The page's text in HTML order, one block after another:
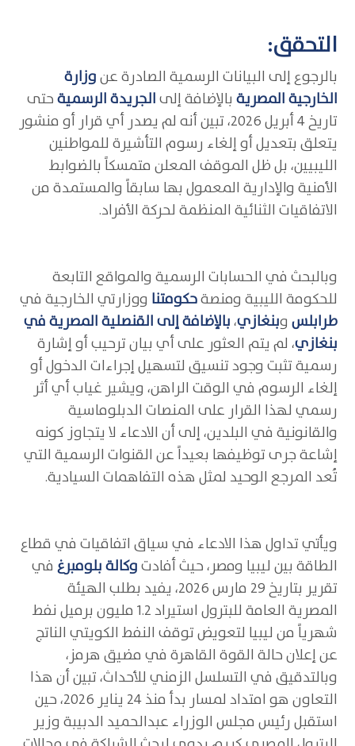
التحقق:
بالرجوع إلى البيانات الرسمية الصادرة عنوزارة
الخارجية المصرية بالإضافة إلىالجريدة الرسميةحتى
تاريخ 4 أبريل 2026، تبين أنه لم يصدر أي قرار أو منشور
يتعلق بتعديل أو إلغاء رسوم التأشيرة للمواطنين
الليبيين، بل ظل الموقف المعلن متمسكاً بالضوابط
الأمنية والإدارية المعمول بها سابقاً والمستمدة من
الاتفاقيات الثنائية المنظمة لحركة الأفراد.
وبالبحث في الحسابات الرسمية والمواقع التابعة
للحكومة الليبية ومنصةحكومتنا ووزارتي الخارجية في
طرابلس وبنغازي،بالإضافة إلى القنصلية المصرية في
بنغازي، لم يتم العثور على أي بيان ترحيب أو إشارة
رسمية تثبت وجود تنسيق لتسهيل إجراءات الدخول أو
إلغاء الرسوم في الوقت الراهن، ويشير غياب أي أثر
رسمي لهذا القرار على المنصات الدبلوماسية
والقانونية في البلدين، إلى أن الادعاء لا يتجاوز كونه
إشاعة جرى توظيفها بعيداً عن القنوات الرسمية التي
تُعد المرجع الوحيد لمثل هذه التفاهمات السيادية.
ويأتي تداول هذا الادعاء في سياق اتفاقيات في قطاع
الطاقة بين ليبيا ومصر، حيث أفادتوكالة بلومبرغ في
تقرير بتاريخ 29 مارس 2026، يفيد بطلب الهيئة
المصرية العامة للبترول استيراد 1.2 مليون برميل نفط
شهرياً من ليبيا لتعويض توقف النفط الكويتي الناتج
عن إعلان حالة القوة القاهرة في مضيق هرمز،
وبالتدقيق في التسلسل الزمني للأحداث، تبين أن هذا
التعاون هو امتداد لمسار بدأ منذ 24 يناير 2026، حين
استقبل رئيس مجلس الوزراء عبدالحميد الدبيبة وزير